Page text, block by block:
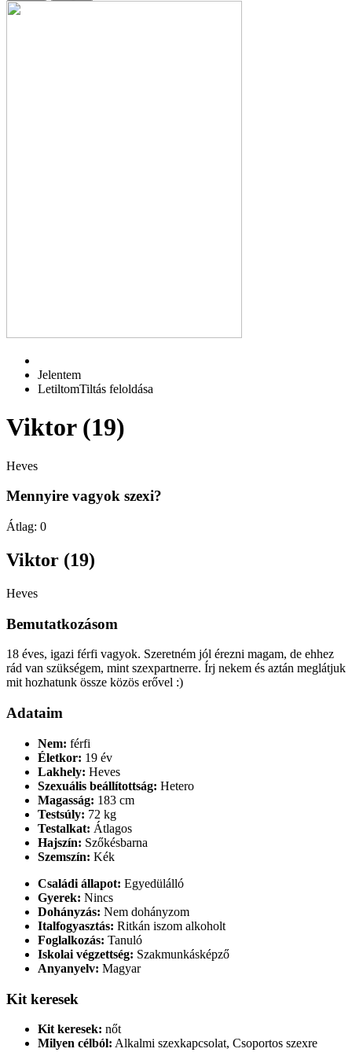
Jelentem
LetiltomTiltás feloldása
Viktor (19)
Heves
Mennyire vagyok szexi?
Átlag: 0
Viktor (19)
Heves
Bemutatkozásom
18 éves, igazi férfi vagyok. Szeretném jól érezni magam, de ehhez
rád van szükségem, mint szexpartnerre. Írj nekem és aztán meglátjuk
mit hozhatunk össze közös erővel :)
Adataim
Nem: férfi
Életkor: 19 év
Lakhely: Heves
Szexuális beállítottság: Hetero
Magasság: 183 cm
Testsúly: 72 kg
Testalkat: Átlagos
Hajszín: Szőkésbarna
Szemszín: Kék
Családi állapot: Egyedülálló
Gyerek: Nincs
Dohányzás: Nem dohányzom
Italfogyasztás: Ritkán iszom alkoholt
Foglalkozás: Tanuló
Iskolai végzettség: Szakmunkásképző
Anyanyelv: Magyar
Kit keresek
Kit keresek: nőt
Milyen célból: Alkalmi szexkapcsolat, Csoportos szexre